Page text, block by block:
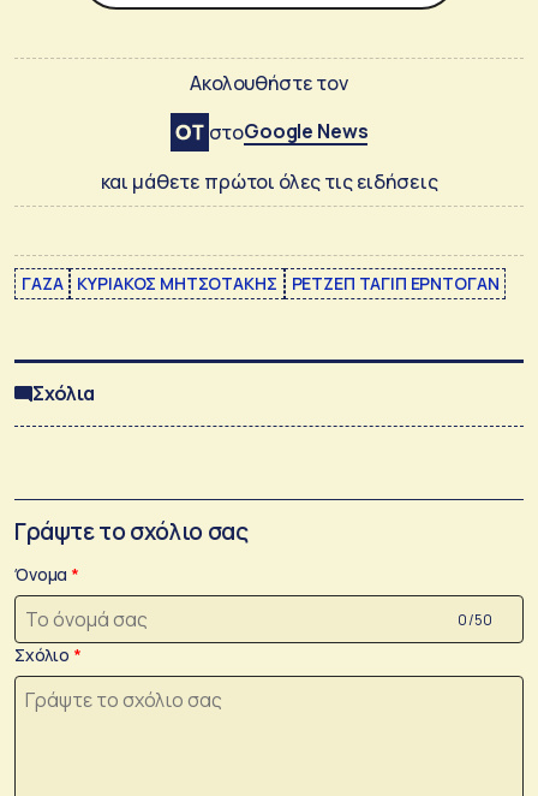
Ακολουθήστε τον
στοGoogle News
και μάθετε πρώτοι όλες τις ειδήσεις
ΓΑΖΑ ΚΥΡΙΑΚΟΣ ΜΗΤΣΟΤΑΚΗΣ ΡΕΤΖΕΠ ΤΑΓΙΠ ΕΡΝΤΟΓΑΝ
Σχόλια
Γράψτε το σχόλιο σας
Όνομα
0 /50
Σχόλιο